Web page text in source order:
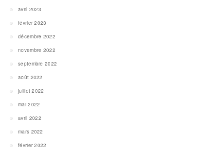
avril 2023
février 2023
décembre 2022
novembre 2022
septembre 2022
août 2022
juillet 2022
mai 2022
avril 2022
mars 2022
février 2022